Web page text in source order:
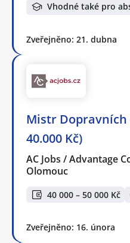
Vhodné také pro
Zveřejněno: 21. dubna
Mistr Dopravních
40.000 Kč)
AC Jobs / Advantage
Olomouc
40 000 – 50 000 Kč
Zveřejněno: 16. února